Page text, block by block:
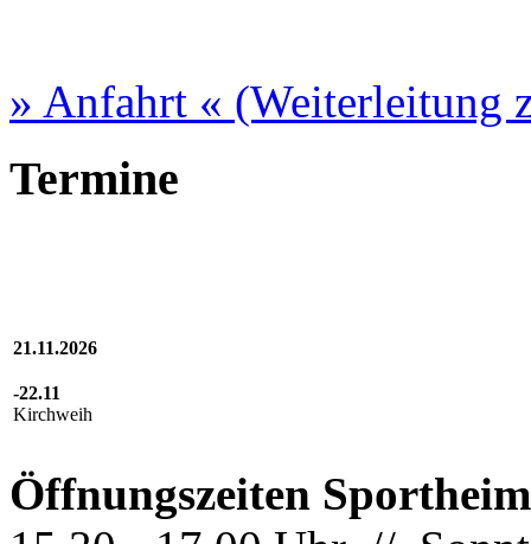
» Anfahrt « (Weiterleitung
Termine
21.11.2026
-22.11
Kirchweih
Öffnungszeiten